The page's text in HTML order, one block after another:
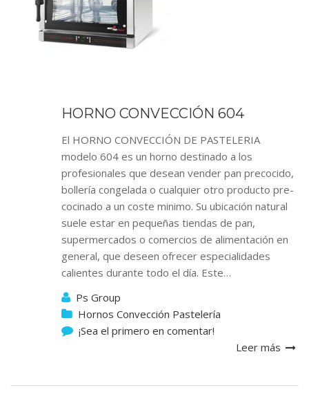
HORNO CONVECCIÓN 604
El HORNO CONVECCIÓN DE PASTELERIA
modelo 604 es un horno destinado a los
profesionales que desean vender pan precocido,
bollería congelada o cualquier otro producto pre-
cocinado a un coste minimo. Su ubicación natural
suele estar en pequeñas tiendas de pan,
supermercados o comercios de alimentación en
general, que deseen ofrecer especialidades
calientes durante todo el día. Este…
Ps Group
Hornos Convección Pastelería
¡Sea el primero en comentar!
Leer más